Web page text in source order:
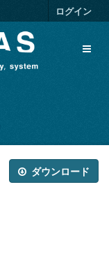
ログイン
ダウンロード